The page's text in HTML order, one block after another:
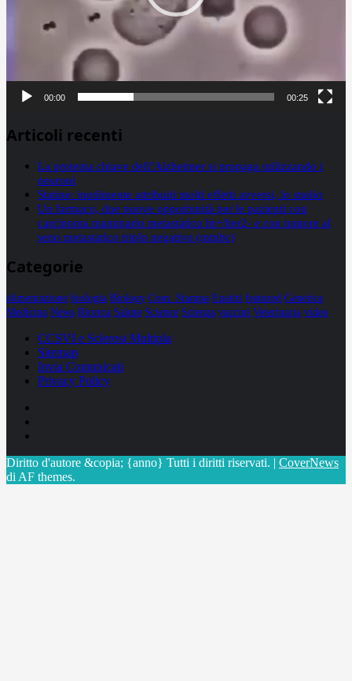
00:00 00:25
Articoli recenti
La proteina chiave dell’Alzheimer si propaga utilizzando i
neuroni
Statine: inutilmente attribuiti molti effetti avversi, lo studio
Un farmaco, due nuove opportunità per le pazienti con
carcinoma mammario metastatico hr+/her2- e con tumore al
seno metastatico triplo negativo (mtnbc)
Categorie
alimentazione biologia Biology Com. Stampa Epatiti featured Genetica
Medicina News Ricerca Salute Science Scienza vaccini Veterinaria video
CCSVI e Sclerosi Multipla
Sitemap
Invia Comunicati
Privacy Policy
Diritto d'autore &copia; {anno} Tutti i diritti riservati. | CoverNews
di AF themes.